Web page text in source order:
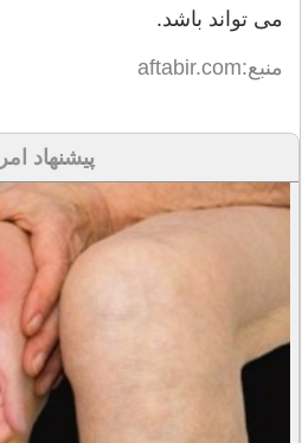
می تواند باشد.
منبع:aftabir.com
پیشنهاد